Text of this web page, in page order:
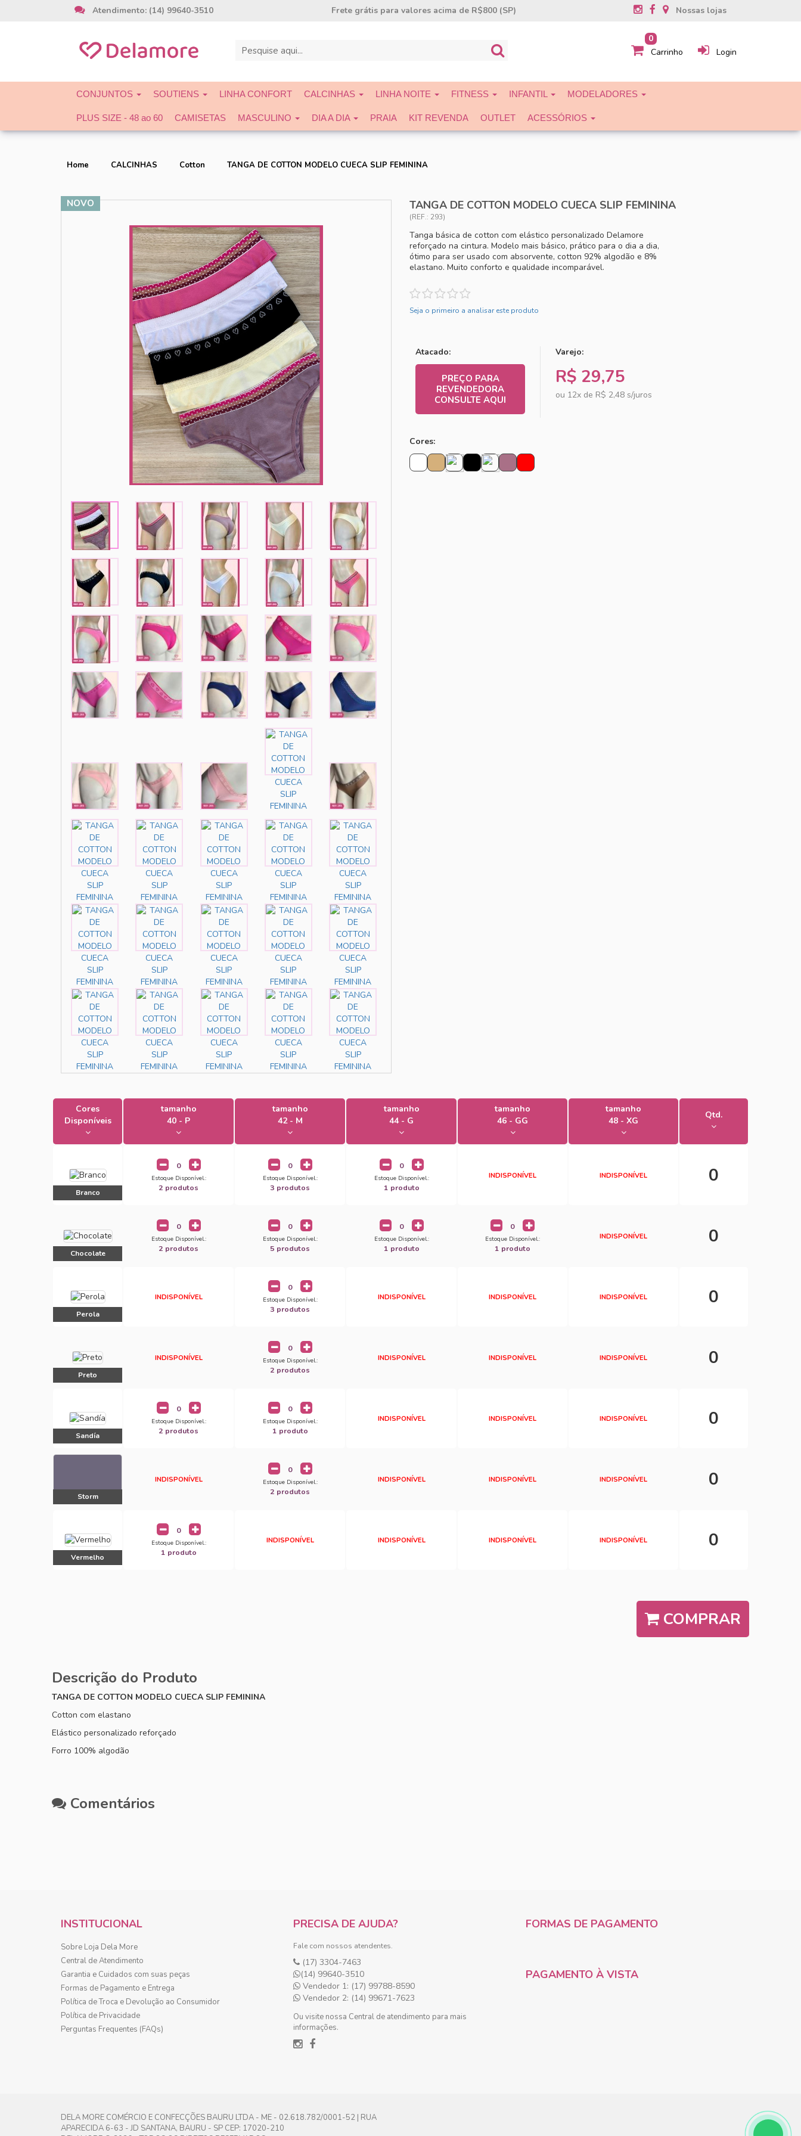
SOUTIENS LINHA CONFORT LINHA NOITE FITNESS INFANTIL MODELADORES PLUS SIZE - 48 ao 60 CAMISETAS
DIA A DIA PRAIA
Atendimento: (14) 99640-3510 Frete grátis para valores acima de R$800 (SP) Nossas lojas
Carrinho
0
Login
CONJUNTOS SOUTIENS LINHA CONFORT CALCINHAS LINHA NOITE FITNESS INFANTIL MODELADORES
PLUS SIZE - 48 ao 60 CAMISETAS MASCULINO DIA A DIA PRAIA KIT REVENDA OUTLET ACESSÓRIOS
Home CALCINHAS Cotton TANGA DE COTTON MODELO CUECA SLIP FEMININA
NOVO TANGA DE COTTON MODELO CUECA SLIP FEMININA
(REF.: 293)
Tanga básica de cotton com elástico personalizado Delamore
reforçado na cintura. Modelo mais básico, prático para o dia a dia,
ótimo para ser usado com absorvente, cotton 92% algodão e 8%
elastano. Muito conforto e qualidade incomparável.
Seja o primeiro a analisar este produto
Atacado:
PREÇO PARA
REVENDEDORA
CONSULTE AQUI
Varejo:
R$ 29,75
ou 12x de R$ 2,48 s/juros
Cores:
Cores
Disponíveis
tamanho
40 - P
tamanho
42 - M
tamanho
44 - G
tamanho
46 - GG
tamanho
48 - XG
Qtd.
Branco
Estoque Disponível.:
2 produtos
Estoque Disponível.:
3 produtos
Estoque Disponível.:
1 produto
INDISPONÍVEL INDISPONÍVEL 0
Chocolate
Estoque Disponível.:
2 produtos
Estoque Disponível.:
5 produtos
Estoque Disponível.:
1 produto
Estoque Disponível.:
1 produto
INDISPONÍVEL 0
Perola
INDISPONÍVEL Estoque Disponível.:
3 produtos
INDISPONÍVEL INDISPONÍVEL INDISPONÍVEL 0
Preto
INDISPONÍVEL Estoque Disponível.:
2 produtos
INDISPONÍVEL INDISPONÍVEL INDISPONÍVEL 0
Sandía
Estoque Disponível.:
2 produtos
Estoque Disponível.:
1 produto
INDISPONÍVEL INDISPONÍVEL INDISPONÍVEL 0
Storm
INDISPONÍVEL Estoque Disponível.:
2 produtos
INDISPONÍVEL INDISPONÍVEL INDISPONÍVEL 0
Vermelho
Estoque Disponível.:
1 produto
INDISPONÍVEL INDISPONÍVEL INDISPONÍVEL INDISPONÍVEL 0
COMPRAR
Descrição do Produto
TANGA DE COTTON MODELO CUECA SLIP FEMININA
Cotton com elastano
Elástico personalizado reforçado
Forro 100% algodão
Comentários
INSTITUCIONAL
Sobre Loja Dela More
Central de Atendimento
Garantia e Cuidados com suas peças
Formas de Pagamento e Entrega
Política de Troca e Devolução ao Consumidor
Política de Privacidade
Perguntas Frequentes (FAQs)
PRECISA DE AJUDA?
Fale com nossos atendentes.
(17) 3304-7463
(14) 99640-3510
Vendedor 1: (17) 99788-8590
Vendedor 2: (14) 99671-7623
Ou visite nossa Central de atendimento para mais
informações.
FORMAS DE PAGAMENTO
PAGAMENTO À VISTA
DELA MORE COMÉRCIO E CONFECÇÕES BAURU LTDA - ME - 02.618.782/0001-52 | RUA
APARECIDA 6-63 - JD SANTANA, BAURU - SP CEP: 17020-210